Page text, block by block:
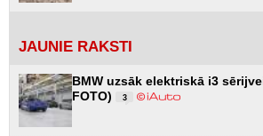
JAUNIE RAKSTI
BMW uzsāk elektriskā i3
FOTO)
3